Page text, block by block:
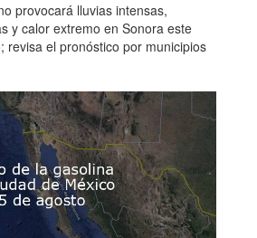
provocará lluvias intensas,
y calor extremo en Sonora este
revisa el pronóstico por municipios